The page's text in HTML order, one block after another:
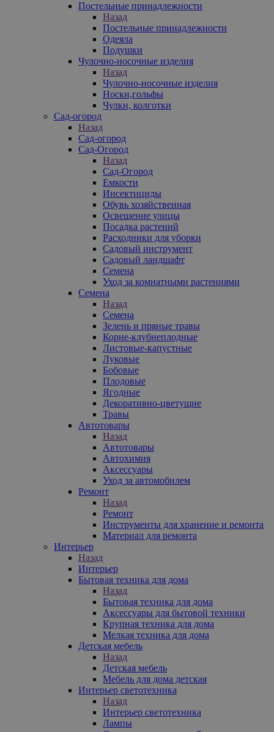
Постельные принадлежности
Назад
Постельные принадлежности
Одеяла
Подушки
Чулочно-носочные изделия
Назад
Чулочно-носочные изделия
Носки,гольфы
Чулки, колготки
Сад-огород
Назад
Сад-огород
Сад-Огород
Назад
Сад-Огород
Емкости
Инсектициды
Обувь хозяйственная
Освещение улицы
Посадка растений
Расходники для уборки
Садовый инструмент
Садовый ландшафт
Семена
Уход за комнатными растениями
Семена
Назад
Семена
Зелень и пряные травы
Корне-клубнеплодные
Листовые-капустные
Луковые
Бобовые
Плодовые
Ягодные
Декоративно-цветущие
Травы
Автотовары
Назад
Автотовары
Автохимия
Аксессуары
Уход за автомобилем
Ремонт
Назад
Ремонт
Инструменты для хранение и ремонта
Материал для ремонта
Интерьер
Назад
Интерьер
Бытовая техника для дома
Назад
Бытовая техника для дома
Аксессуары для бытовой техники
Крупная техника для дома
Мелкая техника для дома
Детская мебель
Назад
Детская мебель
Мебель для дома детская
Интерьер светотехника
Назад
Интерьер светотехника
Лампы